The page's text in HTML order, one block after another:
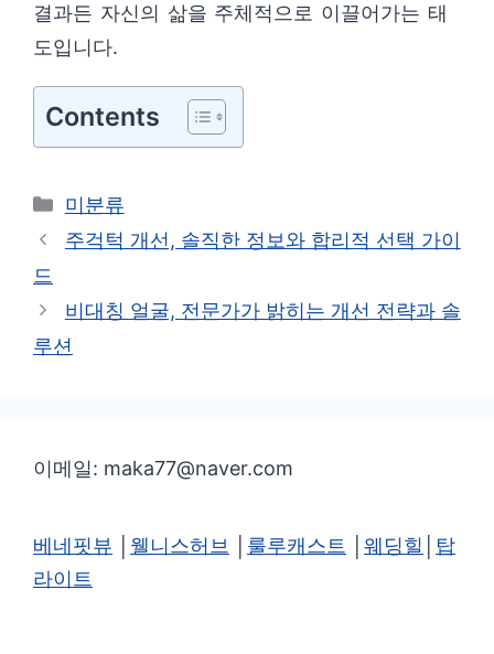
결과든 자신의 삶을 주체적으로 이끌어가는 태
도입니다.
Contents
카
테
미분류
주걱턱 개선, 솔직한 정보와 합리적 선택 가이
드
비대칭 얼굴, 전문가가 밝히는 개선 전략과 솔
루션
이메일: maka77@naver.com
베네핏뷰 웰니스허브 룰루캐스트 웨딩힐
탑
라이트